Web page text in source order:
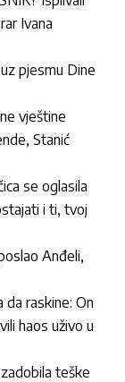
Ivana
pjesmu Dine
vještine
Stanić
se oglasila
i ti, tvoj
Anđeli,
da raskine: On
haos uživo u
teške